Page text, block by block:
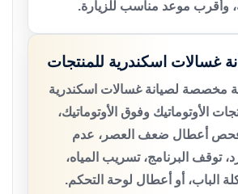
وأقرب موعد مناسب للزيارة.
غسالات اسكندرية للمنتجات
مخصصة لصيانة غسالات اسكندرية
الأوتوماتيك وفوق الأوتوماتيك،
أعطال ضعف العصر، عدم
توقف البرنامج، تسريب المياه،
الباب، أو أعطال لوحة التحكم.